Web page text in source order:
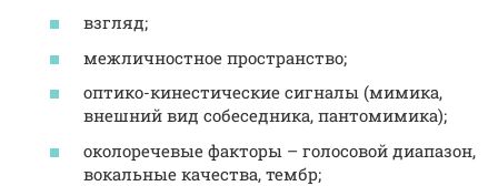
взгляд;
межличностное пространство;
оптико-кинестические сигналы (мимика,
внешний вид собеседника, пантомимика);
околоречевые факторы – голосовой диапазон,
вокальные качества, тембр;